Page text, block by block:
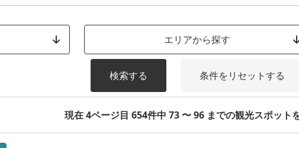
エリアから探す
検索する 条件をリセットする
現在 4ページ目 654件中 73 〜 96 までの観光スポット